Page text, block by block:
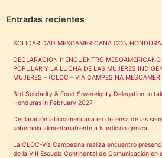
Entradas recientes
SOLIDARIDAD MESOAMERICANA CON
DECLARACION I: ENCUENTRO
POPULAR Y LA LUCHA DE LAS MUJERES
MUJERES – (CLOC – VIA CAMPESINA
3rd Solidarity & Food Sovereignty Delegation to
Honduras in February 2027
Declaración latinoamericana en defensa de las
soberanía alimentariafrente a la edición génica
La CLOC-Vía Campesina realiza encuentro
de la VIII Escuela Continental de Comunicación en